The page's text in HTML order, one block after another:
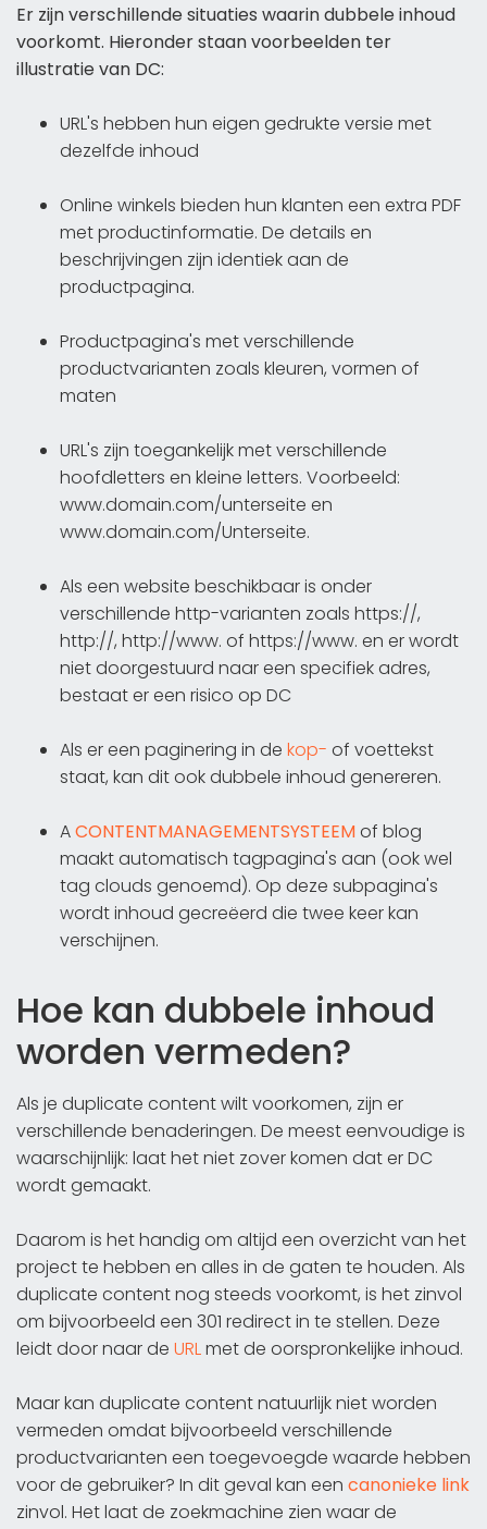
Er zijn verschillende situaties waarin dubbele inhoud
voorkomt. Hieronder staan voorbeelden ter
illustratie van DC:
URL's hebben hun eigen gedrukte versie met
dezelfde inhoud
Online winkels bieden hun klanten een extra PDF
met productinformatie. De details en
beschrijvingen zijn identiek aan de
productpagina.
Productpagina's met verschillende
productvarianten zoals kleuren, vormen of
maten
URL's zijn toegankelijk met verschillende
hoofdletters en kleine letters. Voorbeeld:
www.domain.com/unterseite en
www.domain.com/Unterseite.
Als een website beschikbaar is onder
verschillende http-varianten zoals https://,
http://, http://www. of https://www. en er wordt
niet doorgestuurd naar een specifiek adres,
bestaat er een risico op DC
Als er een paginering in de kop- of voettekst
staat, kan dit ook dubbele inhoud genereren.
ACONTENTMANAGEMENTSYSTEEMof blog
maakt automatisch tagpagina's aan (ook wel
tag clouds genoemd). Op deze subpagina's
wordt inhoud gecreëerd die twee keer kan
verschijnen.
Hoe kan dubbele inhoud
worden vermeden?
Als je duplicate content wilt voorkomen, zijn er
verschillende benaderingen. De meest eenvoudige is
waarschijnlijk: laat het niet zover komen dat er DC
wordt gemaakt.
Daarom is het handig om altijd een overzicht van het
project te hebben en alles in de gaten te houden. Als
duplicate content nog steeds voorkomt, is het zinvol
om bijvoorbeeld een 301 redirect in te stellen. Deze
leidt door naar de URLmet de oorspronkelijke inhoud.
Maar kan duplicate content natuurlijk niet worden
vermeden omdat bijvoorbeeld verschillende
productvarianten een toegevoegde waarde hebben
voor de gebruiker? In dit geval kan een canonieke link
zinvol. Het laat de zoekmachine zien waar de